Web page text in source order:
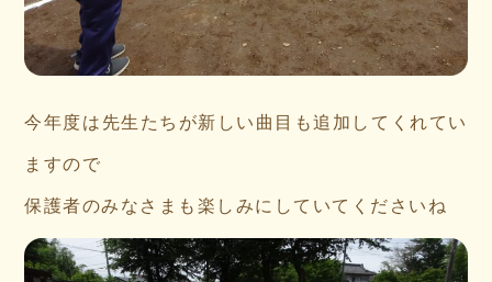
今年度は先生たちが新しい曲目も追加してくれてい
ますので
保護者のみなさまも楽しみにしていてくださいね